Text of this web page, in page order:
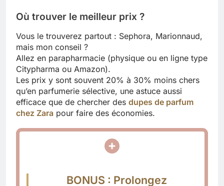
Où trouver le meilleur prix ?
Vous le trouverez partout : Sephora, Marionnaud,
mais mon conseil ?
Allez en parapharmacie (physique ou en ligne type
Citypharma ou Amazon).
Les prix y sont souvent 20% à 30% moins chers
qu’en parfumerie sélective, une astuce aussi
efficace que de chercher des dupes de parfum
chez Zara pour faire des économies.
BONUS : Prolongez